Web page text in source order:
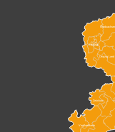
Leipzig
Leipzig Land
Nordsachsen
Vogtlandkreis
Zwickau